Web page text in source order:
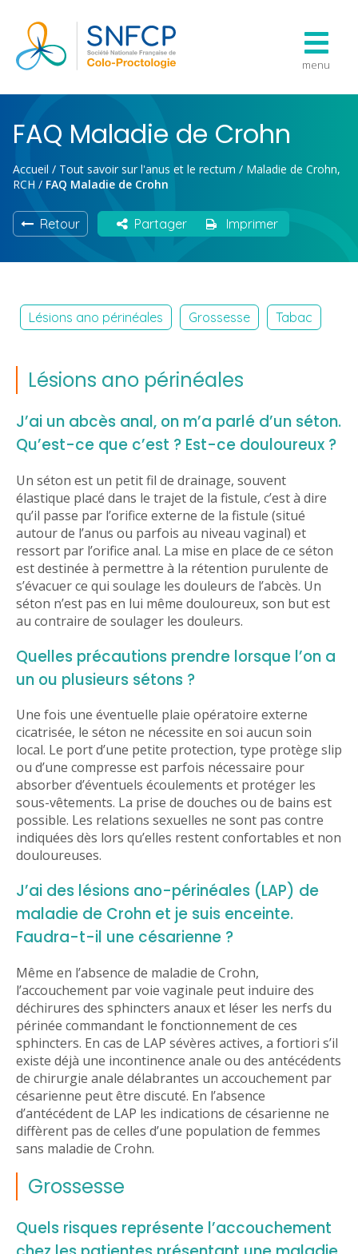
menu
FAQ Maladie de Crohn
Accueil / Tout savoir sur l'anus et le rectum / Maladie de Crohn,
RCH / FAQ Maladie de Crohn
Retour Partager Imprimer
Lésions ano périnéales Grossesse Tabac
Lésions ano périnéales
J’ai un abcès anal, on m’a parlé d’un séton.
Qu’est-ce que c’est ? Est-ce douloureux ?
Un séton est un petit fil de drainage, souvent
élastique placé dans le trajet de la fistule, c’est à dire
qu’il passe par l’orifice externe de la fistule (situé
autour de l’anus ou parfois au niveau vaginal) et
ressort par l’orifice anal. La mise en place de ce séton
est destinée à permettre à la rétention purulente de
s’évacuer ce qui soulage les douleurs de l’abcès. Un
séton n’est pas en lui même douloureux, son but est
au contraire de soulager les douleurs.
Quelles précautions prendre lorsque l’on a
un ou plusieurs sétons ?
Une fois une éventuelle plaie opératoire externe
cicatrisée, le séton ne nécessite en soi aucun soin
local. Le port d’une petite protection, type protège slip
ou d’une compresse est parfois nécessaire pour
absorber d’éventuels écoulements et protéger les
sous-vêtements. La prise de douches ou de bains est
possible. Les relations sexuelles ne sont pas contre
indiquées dès lors qu’elles restent confortables et non
douloureuses.
J’ai des lésions ano-périnéales (LAP) de
maladie de Crohn et je suis enceinte.
Faudra-t-il une césarienne ?
Même en l’absence de maladie de Crohn,
l’accouchement par voie vaginale peut induire des
déchirures des sphincters anaux et léser les nerfs du
périnée commandant le fonctionnement de ces
sphincters. En cas de LAP sévères actives, a fortiori s’il
existe déjà une incontinence anale ou des antécédents
de chirurgie anale délabrantes un accouchement par
césarienne peut être discuté. En l’absence
d’antécédent de LAP les indications de césarienne ne
diffèrent pas de celles d’une population de femmes
sans maladie de Crohn.
Grossesse
Quels risques représente l’accouchement